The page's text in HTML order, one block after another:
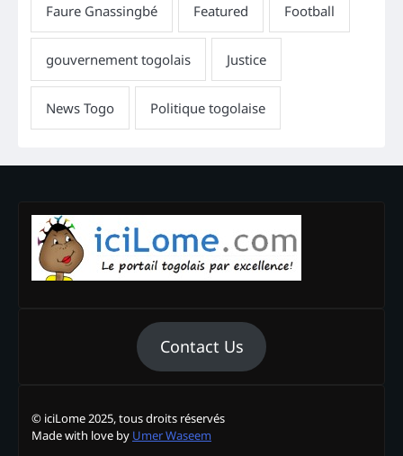
Contact Us
© iciLome 2025, tous droits réservés
Made with love by Umer Waseem